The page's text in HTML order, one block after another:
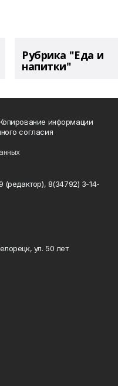
Рубрика "Еда и
напитки"
информации
согласия
8(34792) 3-14-
ул. 50 лет